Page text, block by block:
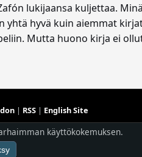
lukijaansa kuljettaa.
yhtä hyvä kuin aiemmat
Mutta huono kirja ei
| RSS| English Site
Internet Oy
pidätetään.
käyttökokemuksen.